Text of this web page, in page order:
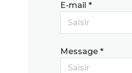
E-mail *
Message *